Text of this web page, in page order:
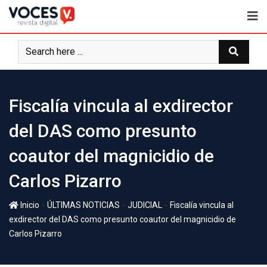
Fiscalía vincula al exdirector
del DAS como presunto
coautor del magnicidio de
Carlos Pizarro
Inicio - ÚLTIMAS NOTICIAS - JUDICIAL - Fiscalía vincula al
exdirector del DAS como presunto coautor del magnicidio de
Carlos Pizarro